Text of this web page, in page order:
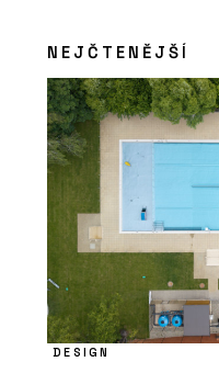
NEJČTENĚJŠÍ
DESIGN